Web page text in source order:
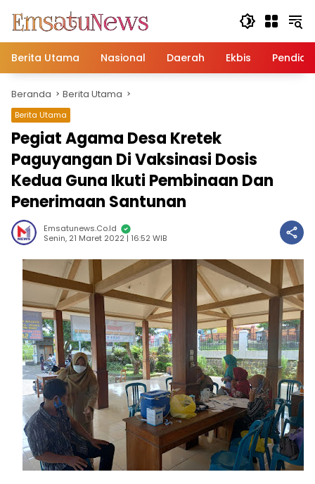
konten
Berita Utama
Nasional Daerah Ekbis
Beranda Berita Utama
Berita Utama
Pegiat Agama Desa Kretek
Paguyangan Di Vaksinasi Dosis
Kedua Guna Ikuti Pembinaan Dan
Penerimaan Santunan
Emsatunews.co.id
Senin, 21 Maret 2022 | 16:52 WIB